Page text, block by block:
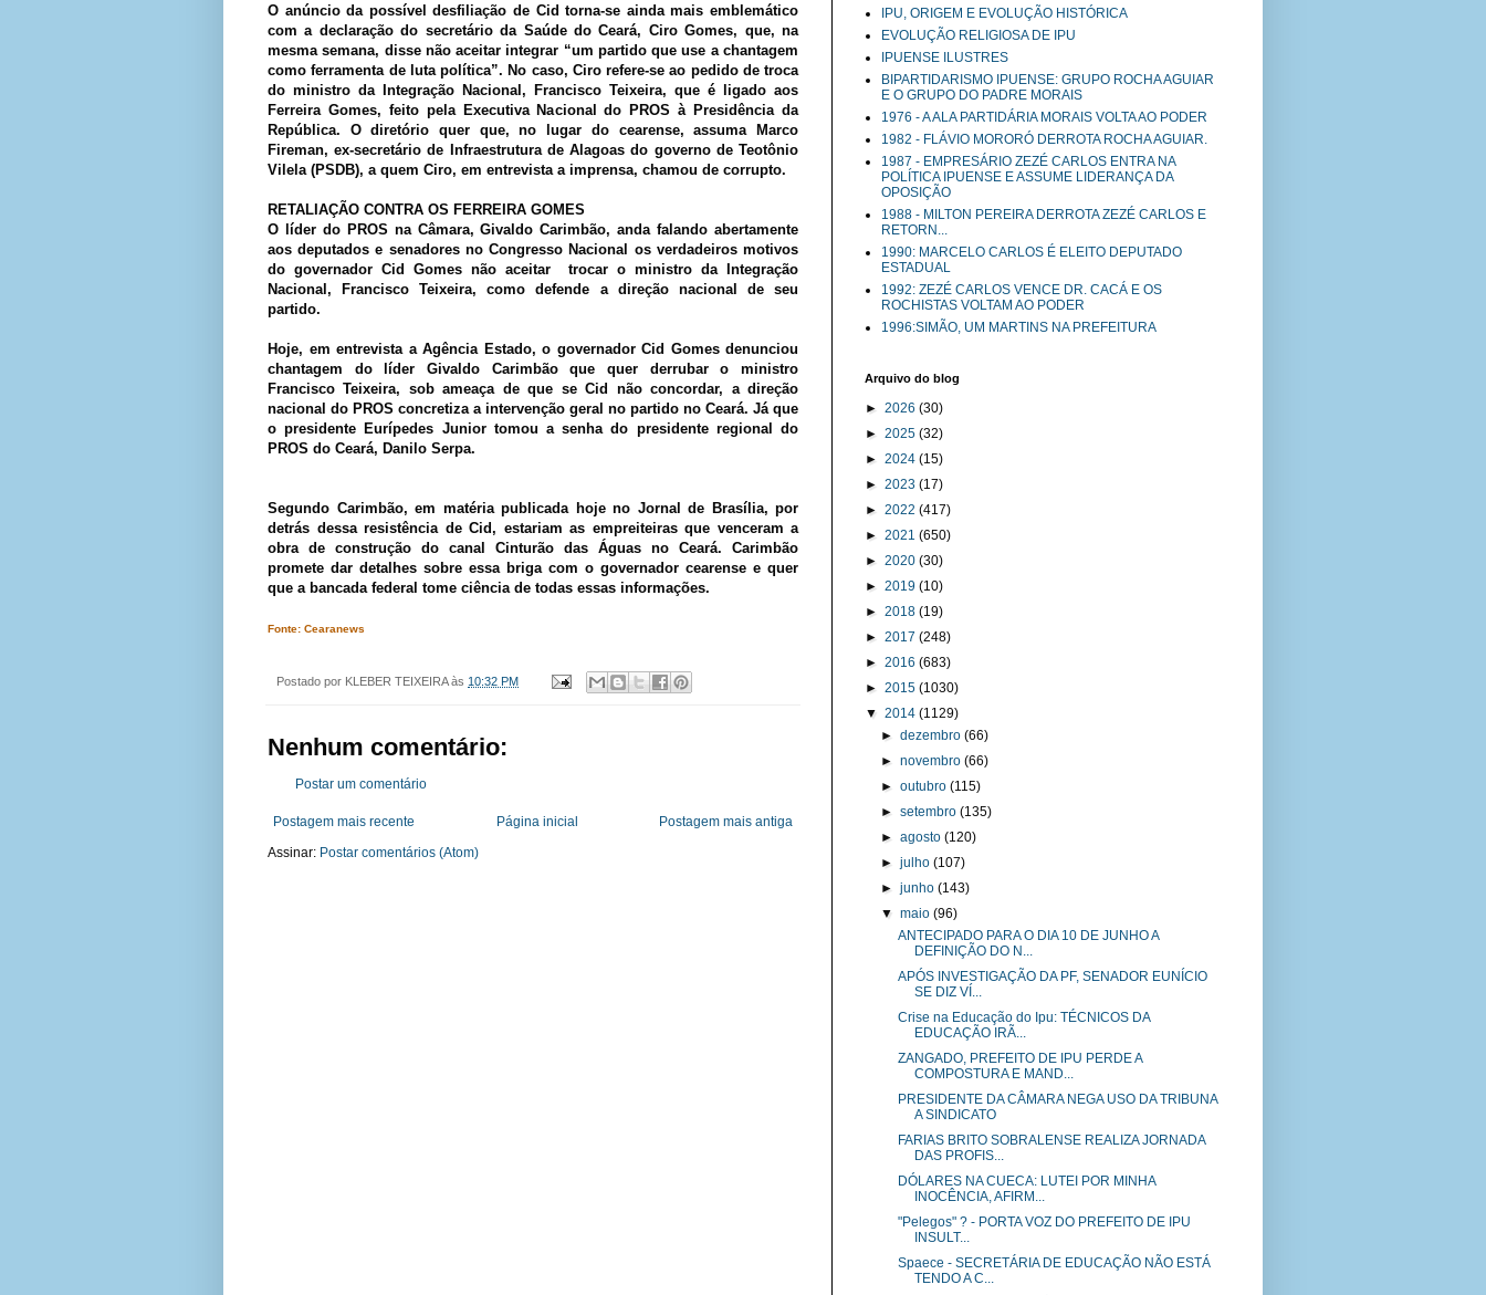
O anúncio da possível desfiliação de Cid torna-se ainda mais emblemático
com a declaração do secretário da Saúde do Ceará, Ciro Gomes, que, na
mesma semana, disse não aceitar integrar “um partido que use a chantagem
como ferramenta de luta política”. No caso, Ciro refere-se ao pedido de troca
do ministro da Integração Nacional, Francisco Teixeira, que é ligado aos
Ferreira Gomes, feito pela Executiva Nacional do PROS à Presidência da
República. O diretório quer que, no lugar do cearense, assuma Marco
Fireman, ex-secretário de Infraestrutura de Alagoas do governo de Teotônio
Vilela (PSDB), a quem Ciro, em entrevista a imprensa, chamou de corrupto.
RETALIAÇÃO CONTRA OS FERREIRA GOMES
O líder do PROS na Câmara, Givaldo Carimbão, anda falando abertamente
aos deputados e senadores no Congresso Nacional os verdadeiros motivos
do governador Cid Gomes não aceitar trocar o ministro da Integração
Nacional, Francisco Teixeira, como defende a direção nacional de seu
partido.
Hoje, em entrevista a Agência Estado, o governador Cid Gomes denunciou
chantagem do líder Givaldo Carimbão que quer derrubar o ministro
Francisco Teixeira, sob ameaça de que se Cid não concordar, a direção
nacional do PROS concretiza a intervenção geral no partido no Ceará. Já que
o presidente Eurípedes Junior tomou a senha do presidente regional do
PROS do Ceará, Danilo Serpa.
Segundo Carimbão, em matéria publicada hoje no Jornal de Brasília, por
detrás dessa resistência de Cid, estariam as empreiteiras que venceram a
obra de construção do canal Cinturão das Águas no Ceará. Carimbão
promete dar detalhes sobre essa briga com o governador cearense e quer
que a bancada federal tome ciência de todas essas informações.
Fonte: Cearanews
Postado por KLEBER TEIXEIRA às 10:32 PM
Nenhum comentário:
Postar um comentário
Postagem mais recente Postagem mais antiga
Página inicial
Assinar: Postar comentários (Atom)
IPU, ORIGEM E EVOLUÇÃO HISTÓRICA
EVOLUÇÃO RELIGIOSA DE IPU
IPUENSE ILUSTRES
BIPARTIDARISMO IPUENSE: GRUPO ROCHA AGUIAR
E O GRUPO DO PADRE MORAIS
1976 - A ALA PARTIDÁRIA MORAIS VOLTA AO PODER
1982 - FLÁVIO MORORÓ DERROTA ROCHA AGUIAR.
1987 - EMPRESÁRIO ZEZÉ CARLOS ENTRA NA
POLÍTICA IPUENSE E ASSUME LIDERANÇA DA
OPOSIÇÃO
1988 - MILTON PEREIRA DERROTA ZEZÉ CARLOS E
RETORN...
1990: MARCELO CARLOS É ELEITO DEPUTADO
ESTADUAL
1992: ZEZÉ CARLOS VENCE DR. CACÁ E OS
ROCHISTAS VOLTAM AO PODER
1996:SIMÃO, UM MARTINS NA PREFEITURA
Arquivo do blog
► 2026 (30)
► 2025 (32)
► 2024 (15)
► 2023 (17)
► 2022 (417)
► 2021 (650)
► 2020 (30)
► 2019 (10)
► 2018 (19)
► 2017 (248)
► 2016 (683)
► 2015 (1030)
▼ 2014 (1129)
►dezembro(66)
►novembro(66)
►outubro(115)
►setembro(135)
►agosto(120)
►julho(107)
►junho(143)
▼maio(96)
ANTECIPADO PARA O DIA 10 DE JUNHO A
DEFINIÇÃO DO N...
APÓS INVESTIGAÇÃO DA PF, SENADOR EUNÍCIO
SE DIZ VÍ...
Crise na Educação do Ipu: TÉCNICOS DA
EDUCAÇÃO IRÃ...
ZANGADO, PREFEITO DE IPU PERDE A
COMPOSTURA E MAND...
PRESIDENTE DA CÂMARA NEGA USO DA TRIBUNA
A SINDICATO
FARIAS BRITO SOBRALENSE REALIZA JORNADA
DAS PROFIS...
DÓLARES NA CUECA: LUTEI POR MINHA
INOCÊNCIA, AFIRM...
"Pelegos" ? - PORTA VOZ DO PREFEITO DE IPU
INSULT...
Spaece - SECRETÁRIA DE EDUCAÇÃO NÃO ESTÁ
TENDO A C...